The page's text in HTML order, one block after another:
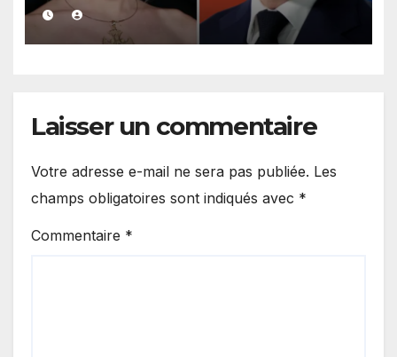
controverses impliquant des
œuvres d’art et un scandale
financier »
Laisser un commentaire
Votre adresse e-mail ne sera pas publiée. Les
champs obligatoires sont indiqués avec *
Commentaire *